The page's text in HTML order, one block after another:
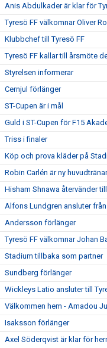
Anis Abdulkader är klar för
Tyresö FF välkomnar Oliver
Klubbchef till Tyresö FF
Tyresö FF kallar till årsmöte
Styrelsen informerar
Cernjul förlänger
ST-Cupen är i mål
Guld i ST-Cupen för F15
Triss i finaler
Köp och prova kläder på
Robin Carlén är ny
Hisham Shnawa återvänder
Alfons Lundgren ansluter
Andersson förlänger
Tyresö FF välkomnar Johan
Stadium tillbaka som partner
Sundberg förlänger
Wickleys Latio ansluter till
Välkommen hem - Amadou
Isaksson förlänger
Axel Söderqvist är klar för